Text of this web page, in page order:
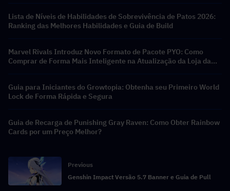
Lista de Níveis de Habilidades de Sobrevivência de Patos 2026:
Ranking das Melhores Habilidades e Guia de Build
Marvel Rivals Introduz Novo Formato de Pacote PYO: Como
Comprar de Forma Mais Inteligente na Atualização da Loja da
Guia para Iniciantes do Growtopia: Obtenha seu Primeiro World
Lock de Forma Rápida e Segura
Guia de Recarga de Punishing Gray Raven: Como Obter Rainbow
Cards por um Preço Melhor?
Previous
Genshin Impact Versão 5.7 Banner e Guia de Pull